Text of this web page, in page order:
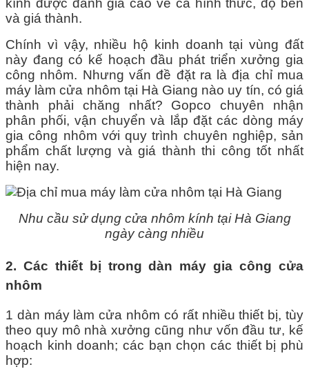
kính được đánh giá cao về cả hình thức, độ bền
và giá thành.
Chính vì vậy, nhiều hộ kinh doanh tại vùng đất
này đang có kế hoạch đầu phát triển xưởng gia
công nhôm. Nhưng vấn đề đặt ra là địa chỉ mua
máy làm cửa nhôm tại Hà Giang nào uy tín, có giá
thành phải chăng nhất? Gopco chuyên nhận
phân phối, vận chuyển và lắp đặt các dòng máy
gia công nhôm với quy trình chuyên nghiệp, sản
phẩm chất lượng và giá thành thi công tốt nhất
hiện nay.
Nhu cầu sử dụng cửa nhôm kính tại Hà Giang
ngày càng nhiều
2. Các thiết bị trong dàn máy gia công cửa
nhôm
1 dàn máy làm cửa nhôm có rất nhiều thiết bị, tùy
theo quy mô nhà xưởng cũng như vốn đầu tư, kế
hoạch kinh doanh; các bạn chọn các thiết bị phù
hợp: